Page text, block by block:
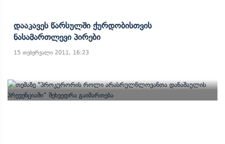
Დააკავეს Წარსულში Ქურდობისთვის
Ნასამართლევი Პირები
15 თებერვალი 2011, 16:23